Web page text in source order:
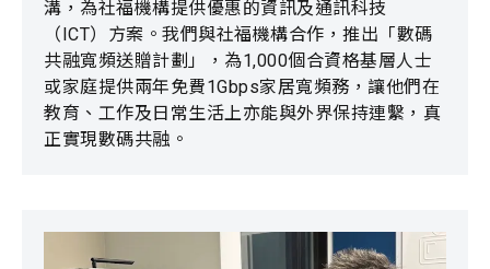
溝，為社福機構提供優惠的資訊及通訊科技
（ICT）方案。我們與社福機構合作，推出「數碼
共融寬頻送贈計劃」，為1,000個合資格基層人士
或家庭提供兩年免費1Gbps家居寬頻務，讓他們在
教育、工作及日常生活上亦能與外界保持連繫，真
正實現數碼共融。